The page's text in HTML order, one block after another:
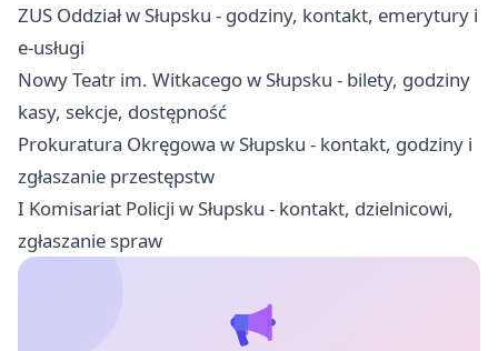
ZUS Oddział w Słupsku - godziny, kontakt, emerytury i
e-usługi
Nowy Teatr im. Witkacego w Słupsku - bilety, godziny
kasy, sekcje, dostępność
Prokuratura Okręgowa w Słupsku - kontakt, godziny i
zgłaszanie przestępstw
I Komisariat Policji w Słupsku - kontakt, dzielnicowi,
zgłaszanie spraw